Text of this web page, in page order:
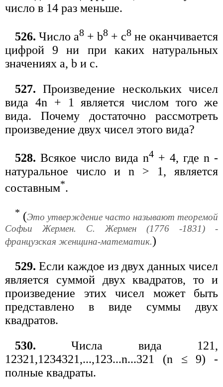
число в 14 раз меньше.
526. Число а8 + b8 + c8 не оканчивается
цифрой 9 ни при каких натуральных
значениях a, b и с.
527. Произведение нескольких чисел
вида 4n + 1 является числом того же
вида. Почему достаточно рассмотреть
произведение двух чисел этого вида?
528. Всякое число вида n4 + 4, где n -
натуральное число и n > 1, является
составным*.
* (Это утверждение часто называют теоремой
Софьи Жермен. С. Жермен (1776 -1831) -
французская женщина-математик.)
529. Если каждое из двух данных чисел
является суммой двух квадратов, то и
произведение этих чисел может быть
представлено в виде суммы двух
квадратов.
530. Числа вида 121,
12321,1234321,...,123...n...321 (n ≤ 9) -
полные квадраты.